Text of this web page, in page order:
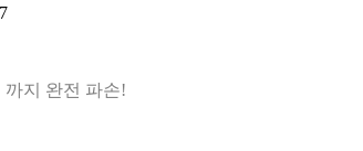
지 완전 파손!